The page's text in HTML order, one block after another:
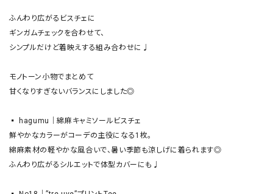
ふんわり広がるビスチェに
ギンガムチェックを合わせて、
シンプルだけど着映えする組み合わせに♩
モノトーン小物でまとめて
甘くなりすぎないバランスにしました◎
▪︎ hagumu｜綿麻キャミソールビスチェ
鮮やかなカラーがコーデの主役になる1枚。
綿麻素材の軽やかな風合いで、暑い季節も涼しげに着られます◎
ふんわり広がるシルエットで体型カバーにも♩